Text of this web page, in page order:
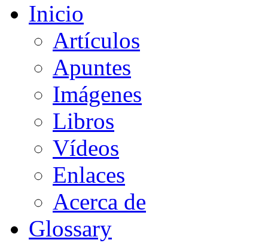
Inicio
Artículos
Apuntes
Imágenes
Libros
Vídeos
Enlaces
Acerca de
Glossary